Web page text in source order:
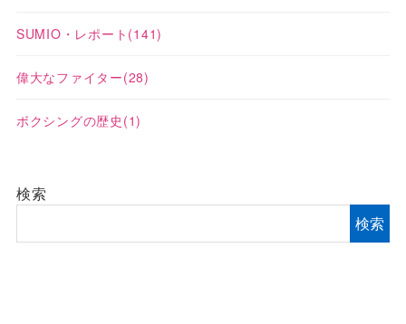
SUMIO・レポート (141)
偉大なファイター(28)
ボクシングの歴史 (1)
検索
検索